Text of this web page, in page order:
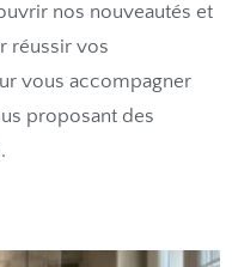
nos nouveautés et
réussir vos
vous accompagner
proposant des